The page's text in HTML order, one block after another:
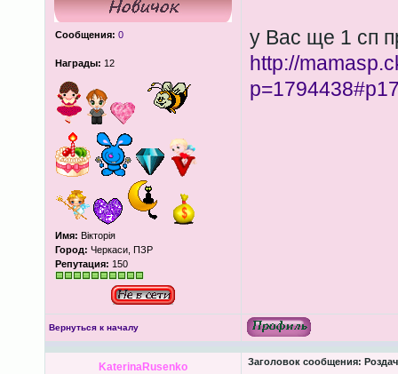
Сообщения: 0
Награды: 12
Имя: Вікторія
Город: Черкаси, ПЗР
Репутация: 150
у Вас ще 1 сп
http://
Вернуться к началу
KaterinaRusenko Заголовок сообщения: